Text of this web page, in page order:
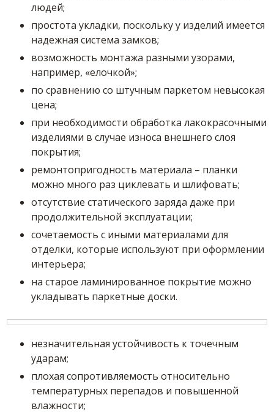
людей;
простота укладки, поскольку у изделий имеется
надежная система замков;
возможность монтажа разными узорами,
например, «елочкой»;
по сравнению со штучным паркетом невысокая
цена;
при необходимости обработка лакокрасочными
изделиями в случае износа внешнего слоя
покрытия;
ремонтопригодность материала – планки
можно много раз циклевать и шлифовать;
отсутствие статического заряда даже при
продолжительной эксплуатации;
сочетаемость с иными материалами для
отделки, которые используют при оформлении
интерьера;
на старое ламинированное покрытие можно
укладывать паркетные доски.
незначительная устойчивость к точечным
ударам;
плохая сопротивляемость относительно
температурных перепадов и повышенной
влажности;